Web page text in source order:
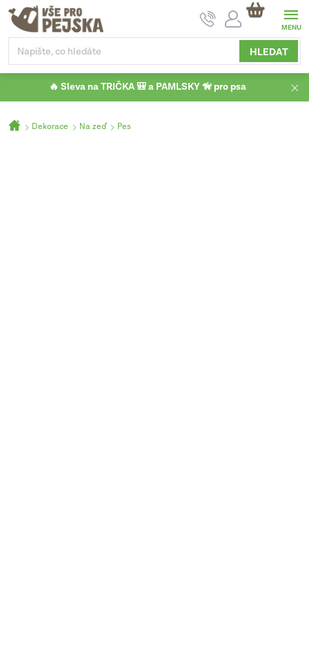
Přejít
obsah
HLEDAT
NÁKUPNÍ
KOŠÍK
🔥 Sleva na TRIČKA 🎒 a PAMLSKY 🦮 pro psa
DomůDekorace Na zeď Pes